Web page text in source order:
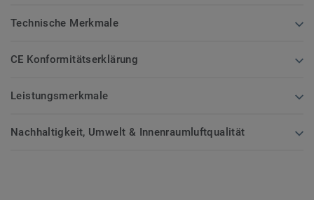
Technische Merkmale
CE Konformitätserklärung
Leistungsmerkmale
Nachhaltigkeit, Umwelt & Innenraumluftqualität